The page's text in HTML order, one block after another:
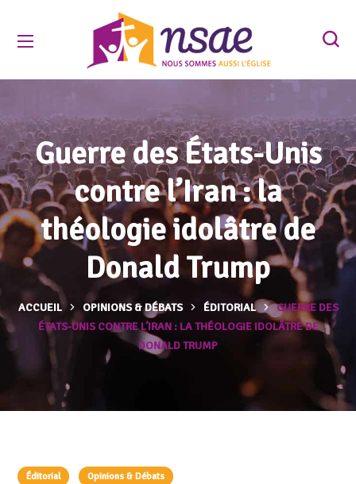
Guerre des États-Unis
contre l’Iran : la
théologie idolâtre de
Donald Trump
ACCUEIL OPINIONS & DÉBATS ÉDITORIAL
GUERRE DES
ÉTATS-UNIS CONTRE L’IRAN : LA THÉOLOGIE IDOLÂTRE DE
DONALD TRUMP
Éditorial Opinions & Débats